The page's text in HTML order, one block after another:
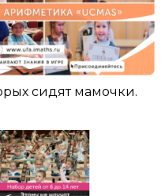
сидят мамочки.